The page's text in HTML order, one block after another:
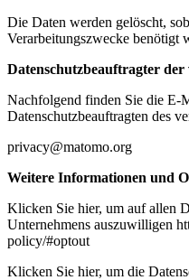
Die Daten werden gelöscht,
Verarbeitungszwecke benötigt
Datenschutzbeauftragter
Nachfolgend finden Sie die E-
Datenschutzbeauftragten des
privacy@matomo.org
Weitere Informationen und
Klicken Sie hier, um auf allen
Unternehmens auszuwilligen
policy/#optout
Klicken Sie hier, um die